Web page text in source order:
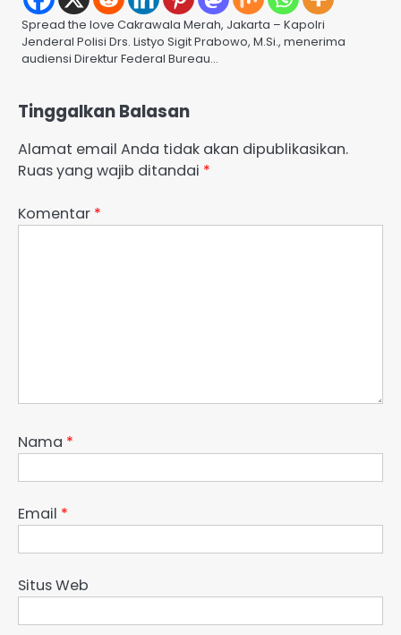
Spread the love Cakrawala Merah, Jakarta – Kapolri
Jenderal Polisi Drs. Listyo Sigit Prabowo, M.Si., menerima
audiensi Direktur Federal Bureau…
Tinggalkan Balasan
Alamat email Anda tidak akan dipublikasikan.
Ruas yang wajib ditandai *
Komentar *
Nama *
Email *
Situs Web